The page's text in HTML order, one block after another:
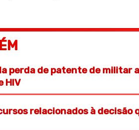
perda de patente de militar
HIV
relacionados à decisão